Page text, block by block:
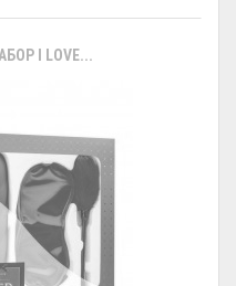
I LOVE...